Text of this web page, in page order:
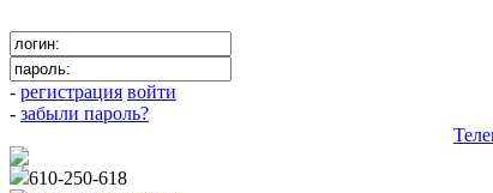
- регистрация войти
- забыли пароль?
610-250-618